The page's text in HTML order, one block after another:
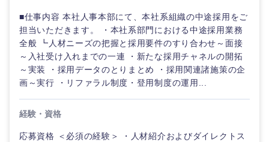
■仕事内容 本社人事本部にて、本社系組織の中途採用をご
担当いただきます。 ・本社系部門における中途採用業務
全般 ┗人材ニーズの把握と採用要件のすり合わせ～面接
～入社受け入れまでの一連 ・新たな採用チャネルの開拓
～実装 ・採用データのとりまとめ ・採用関連諸施策の企
画～実行 ・リファラル制度・登用制度の運用...
経験・資格
応募資格 ＜必須の経験＞ ・人材紹介およびダイレクトス